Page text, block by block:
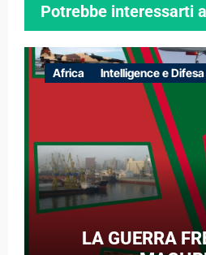
Potrebbe interessarti
Africa Intelligence e Difesa
LA GUERRA